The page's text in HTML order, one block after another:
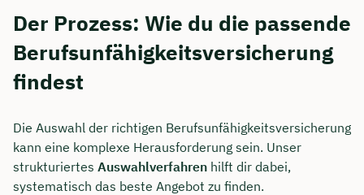
Der Prozess: Wie du die passende
Berufsunfähigkeitsversicherung
findest
Die Auswahl der richtigen Berufsunfähigkeitsversicherung
kann eine komplexe Herausforderung sein. Unser
strukturiertes Auswahlverfahren hilft dir dabei,
systematisch das beste Angebot zu finden.